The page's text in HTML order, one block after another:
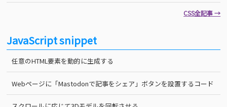
CSS全記事 →
JavaScript snippet
任意のHTML要素を動的に生成する
Webページに「Mastodonで記事をシェア」ボタンを設置するコード